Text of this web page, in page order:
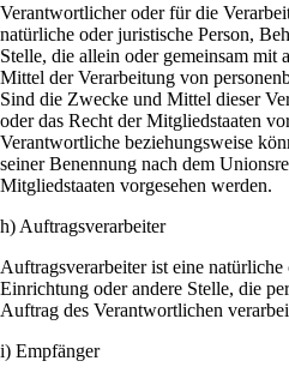
Verantwortlicher oder für die
natürliche oder juristische Person,
Stelle, die allein oder gemeinsam mit
Mittel der Verarbeitung von
Sind die Zwecke und Mittel dieser
oder das Recht der Mitgliedstaaten
Verantwortliche beziehungsweise
seiner Benennung nach dem
Mitgliedstaaten vorgesehen werden.
h) Auftragsverarbeiter
Auftragsverarbeiter ist eine
Einrichtung oder andere Stelle, die
Auftrag des Verantwortlichen
i) Empfänger